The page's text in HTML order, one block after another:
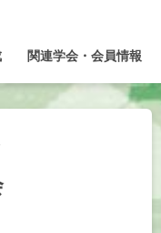
関連学会 ・ 会員情報